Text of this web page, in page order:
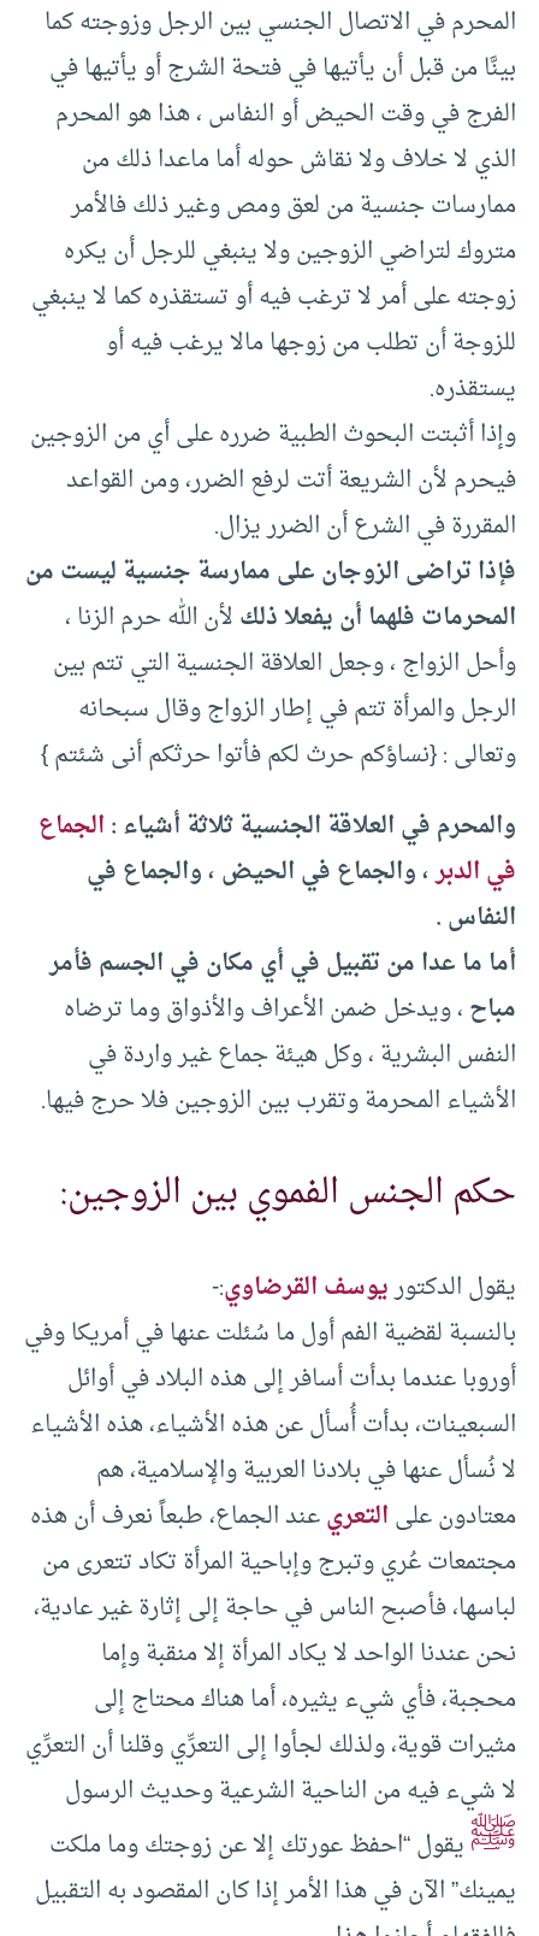
المحرم في الاتصال الجنسي بين الرجل وزوجته كما
بينَّا من قبل أن يأتيها في فتحة الشرج أو يأتيها في
الفرج في وقت الحيض أو النفاس ، هذا هو المحرم
الذي لا خلاف ولا نقاش حوله أما ماعدا ذلك من
ممارسات جنسية من لعق ومص وغير ذلك فالأمر
متروك لتراضي الزوجين ولا ينبغي للرجل أن يكره
زوجته على أمر لا ترغب فيه أو تستقذره كما لا ينبغي
للزوجة أن تطلب من زوجها مالا يرغب فيه أو
يستقذره.
وإذا أثبتت البحوث الطبية ضرره على أي من الزوجين
فيحرم لأن الشريعة أتت لرفع الضرر، ومن القواعد
المقررة في الشرع أن الضرر يزال.
فإذا تراضى الزوجان على ممارسة جنسية ليست من
المحرمات فلهما أن يفعلا ذلكلأن الله حرم الزنا ،
وأحل الزواج ، وجعل العلاقة الجنسية التي تتم بين
الرجل والمرأة تتم في إطار الزواج وقال سبحانه
وتعالى : {نساؤكم حرث لكم فأتوا حرثكم أنى شئتم }
والمحرم في العلاقة الجنسية ثلاثة أشياء :الجماع
في الدبر، والجماع في الحيض ، والجماع في
النفاس .
أما ما عدا من تقبيل في أي مكان في الجسم فأمر
مباح، ويدخل ضمن الأعراف والأذواق وما ترضاه
النفس البشرية ، وكل هيئة جماع غير واردة في
الأشياء المحرمة وتقرب بين الزوجين فلا حرج فيها.
حكم الجنس الفموي بين الزوجين:
يقول الدكتوريوسف القرضاوي:-
بالنسبة لقضية الفم أول ما سُئلت عنها في أمريكا وفي
أوروبا عندما بدأت أسافر إلى هذه البلاد في أوائل
السبعينات، بدأت أُسأل عن هذه الأشياء، هذه الأشياء
لا نُسأل عنها في بلادنا العربية والإسلامية، هم
معتادون علىالتعريعند الجماع، طبعاً نعرف أن هذه
مجتمعات عُري وتبرج وإباحية المرأة تكاد تتعرى من
لباسها، فأصبح الناس في حاجة إلى إثارة غير عادية،
نحن عندنا الواحد لا يكاد المرأة إلا منقبة وإما
محجبة، فأي شيء يثيره، أما هناك محتاج إلى
مثيرات قوية، ولذلك لجأوا إلى التعرِّي وقلنا أن التعرِّي
لا شيء فيه من الناحية الشرعية وحديث الرسول
ﷺيقول “احفظ عورتك إلا عن زوجتك وما ملكت
يمينك” الآن في هذا الأمر إذا كان المقصود به التقبيل